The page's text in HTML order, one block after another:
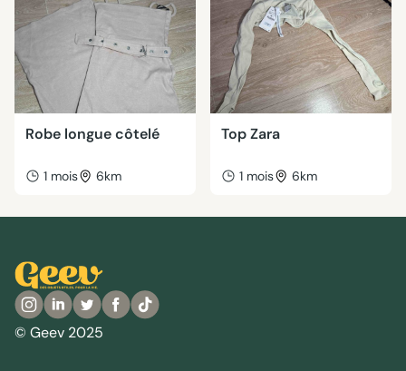
Robe longue côtelé
1 mois 6km
Top Zara
1 mois 6km
© Geev 2025